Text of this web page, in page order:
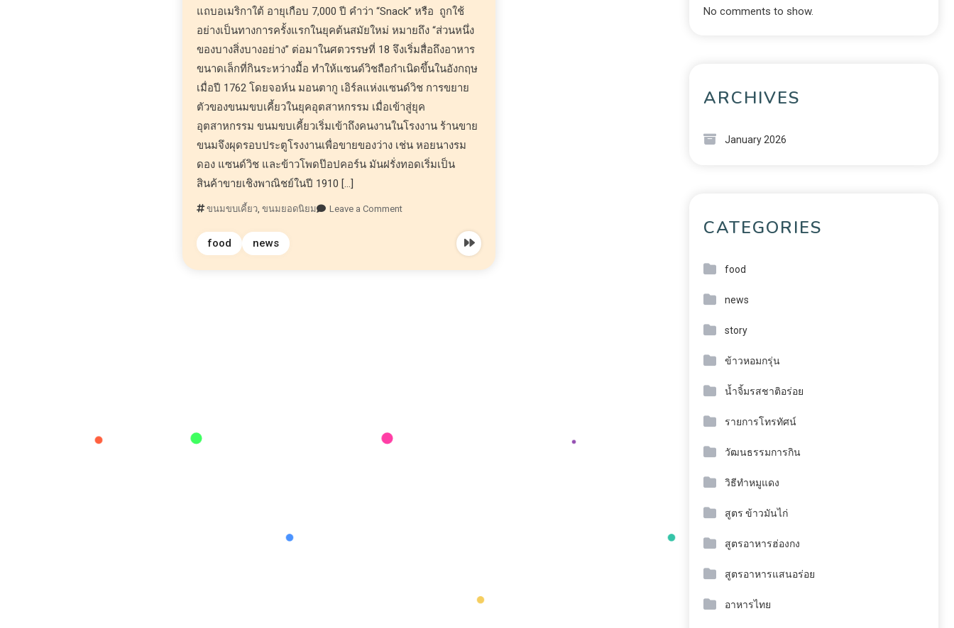
แถบอเมริกาใต้ อายุเกือบ 7,000 ปี คำว่า “Snack” หรือ ถูกใช้
อย่างเป็นทางการครั้งแรกในยุคต้นสมัยใหม่ หมายถึง “ส่วนหนึ่ง
ของบางสิ่งบางอย่าง” ต่อมาในศตวรรษที่ 18 จึงเริ่มสื่อถึงอาหาร
ขนาดเล็กที่กินระหว่างมื้อ ทำให้แซนด์วิชถือกำเนิดขึ้นในอังกฤษ
เมื่อปี 1762 โดยจอห์น มอนตากู เอิร์ลแห่งแซนด์วิช การขยาย
ตัวของขนมขบเคี้ยวในยุคอุตสาหกรรม เมื่อเข้าสู่ยุค
อุตสาหกรรม ขนมขบเคี้ยวเริ่มเข้าถึงคนงานในโรงงาน ร้านขาย
ขนมจึงผุดรอบประตูโรงงานเพื่อขายของว่าง เช่น หอยนางรม
ดอง แซนด์วิช และข้าวโพดป๊อปคอร์น มันฝรั่งทอดเริ่มเป็น
สินค้าขายเชิงพาณิชย์ในปี 1910 […]
ขนมขบเคี้ยว ,ขนมยอดนิยม Leave a Comment
food news
No comments to show.
ARCHIVES
January 2026
CATEGORIES
food
news
story
ข้าวหอมกรุ่น
น้ำจิ้มรสชาติอร่อย
รายการโทรทัศน์
วัฒนธรรมการกิน
วิธีทำหมูแดง
สูตร ข้าวมันไก่
สูตรอาหารฮ่องกง
สูตรอาหารแสนอร่อย
อาหารไทย